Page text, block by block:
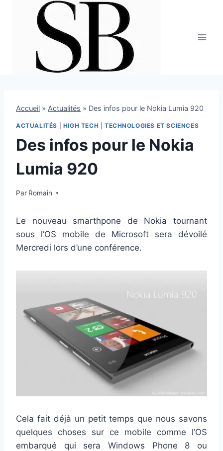
Accueil » Actualités » Des infos pour le Nokia Lumia 920
ACTUALITÉS HIGH TECH TECHNOLOGIES ET SCIENCES
Des infos pour le Nokia
Lumia 920
Par Romain
4 septembre 2012
Le nouveau smarthpone de Nokia tournant
sous l’OS mobile de Microsoft sera dévoilé
Mercredi lors d’une conférence.
Cela fait déjà un petit temps que nous savons
quelques choses sur ce mobile comme l’OS
embarqué qui sera Windows Phone 8 ou